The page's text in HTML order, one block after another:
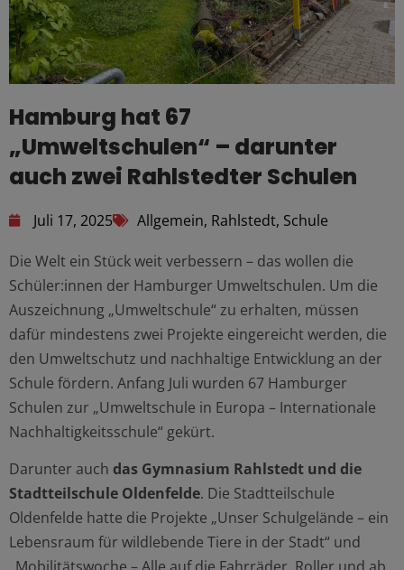
Hamburg hat 67
„Umweltschulen“ – darunter
auch zwei Rahlstedter Schulen
Juli 17, 2025 Allgemein, Rahlstedt, Schule
Die Welt ein Stück weit verbessern – das wollen die
Schüler:innen der Hamburger Umweltschulen. Um die
Auszeichnung „Umweltschule“ zu erhalten, müssen
dafür mindestens zwei Projekte eingereicht werden, die
den Umweltschutz und nachhaltige Entwicklung an der
Schule fördern. Anfang Juli wurden 67 Hamburger
Schulen zur „Umweltschule in Europa – Internationale
Nachhaltigkeitsschule“ gekürt.
Darunter auch das Gymnasium Rahlstedt und die
Stadtteilschule Oldenfelde. Die Stadtteilschule
Oldenfelde hatte die Projekte „Unser Schulgelände – ein
Lebensraum für wildlebende Tiere in der Stadt“ und